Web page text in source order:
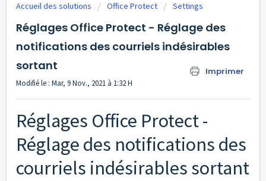
Accueil des solutions Office Protect Settings
Réglages Office Protect - Réglage des
notifications des courriels indésirables
sortant
Imprimer
Modifié le : Mar, 9 Nov., 2021 à 1:32 H
Réglages Office Protect -
Réglage des notifications des
courriels indésirables sortant